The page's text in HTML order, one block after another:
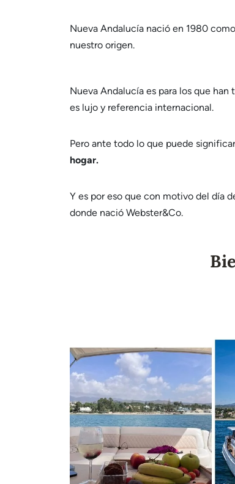
Nueva Andalucía nació en 1980
nuestro origen.
Nueva Andalucía es para los que
es lujo y referencia internacional.
Pero ante todo lo que puede
hogar.
Y es por eso que con motivo del día
donde nació Webster&Co.